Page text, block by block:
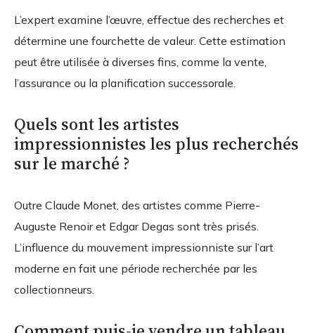
L’expert examine l’œuvre, effectue des recherches et
détermine une fourchette de valeur. Cette estimation
peut être utilisée à diverses fins, comme la vente,
l’assurance ou la planification successorale.
Quels sont les artistes
impressionnistes les plus recherchés
sur le marché ?
Outre Claude Monet, des artistes comme Pierre-
Auguste Renoir et Edgar Degas sont très prisés.
L’influence du mouvement impressionniste sur l’art
moderne en fait une période recherchée par les
collectionneurs.